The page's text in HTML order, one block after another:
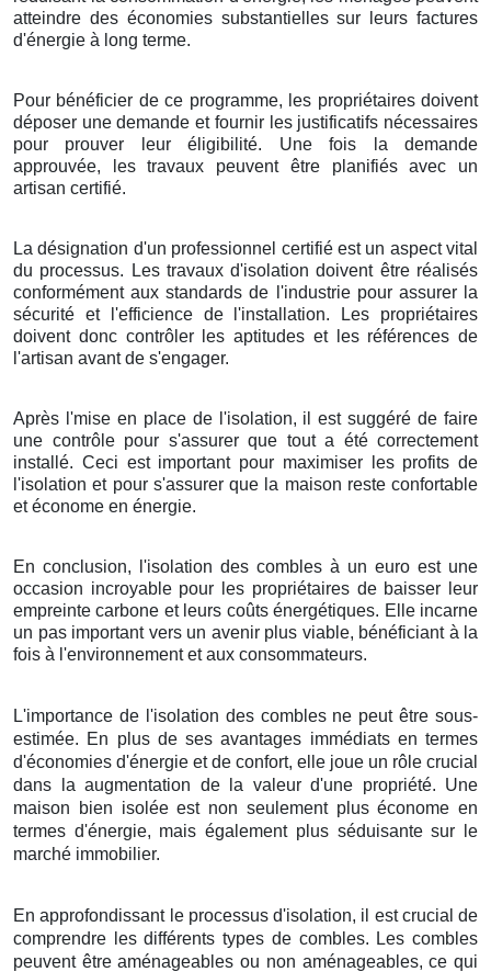
atteindre des économies substantielles sur leurs factures
d'énergie à long terme.
Pour bénéficier de ce programme, les propriétaires doivent
déposer une demande et fournir les justificatifs nécessaires
pour prouver leur éligibilité. Une fois la demande
approuvée, les travaux peuvent être planifiés avec un
artisan certifié.
La désignation d'un professionnel certifié est un aspect vital
du processus. Les travaux d'isolation doivent être réalisés
conformément aux standards de l'industrie pour assurer la
sécurité et l'efficience de l'installation. Les propriétaires
doivent donc contrôler les aptitudes et les références de
l'artisan avant de s'engager.
Après l'mise en place de l'isolation, il est suggéré de faire
une contrôle pour s'assurer que tout a été correctement
installé. Ceci est important pour maximiser les profits de
l'isolation et pour s'assurer que la maison reste confortable
et économe en énergie.
En conclusion, l'isolation des combles à un euro est une
occasion incroyable pour les propriétaires de baisser leur
empreinte carbone et leurs coûts énergétiques. Elle incarne
un pas important vers un avenir plus viable, bénéficiant à la
fois à l'environnement et aux consommateurs.
L'importance de l'isolation des combles ne peut être sous-
estimée. En plus de ses avantages immédiats en termes
d'économies d'énergie et de confort, elle joue un rôle crucial
dans la augmentation de la valeur d'une propriété. Une
maison bien isolée est non seulement plus économe en
termes d'énergie, mais également plus séduisante sur le
marché immobilier.
En approfondissant le processus d'isolation, il est crucial de
comprendre les différents types de combles. Les combles
peuvent être aménageables ou non aménageables, ce qui